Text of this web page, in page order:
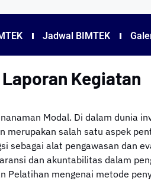
Jadwal BIMTEK
Kegiatan
Modal. Di dalam dunia
merupakan salah satu aspek
sebagai alat pengawasan dan
dan akuntabilitas dalam
Pelatihan mengenai metode